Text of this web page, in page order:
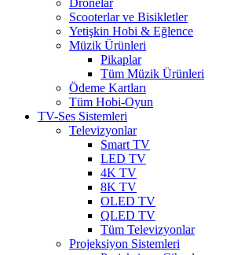
Dronelar
Scooterlar ve Bisikletler
Yetişkin Hobi & Eğlence
Müzik Ürünleri
Pikaplar
Tüm Müzik Ürünleri
Ödeme Kartları
Tüm Hobi-Oyun
TV-Ses Sistemleri
Televizyonlar
Smart TV
LED TV
4K TV
8K TV
OLED TV
QLED TV
Tüm Televizyonlar
Projeksiyon Sistemleri